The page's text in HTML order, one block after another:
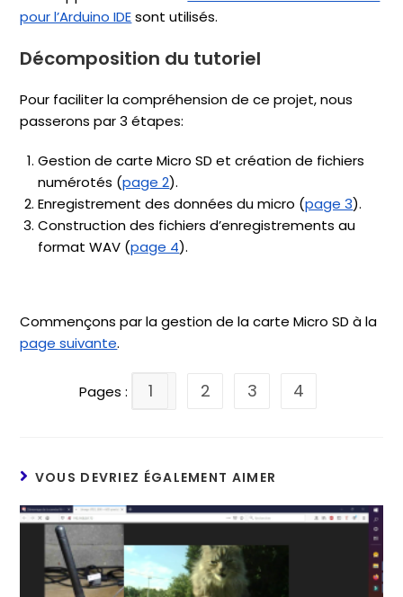
pour l’Arduino IDEsont utilisés.
Décomposition du tutoriel
Pour faciliter la compréhension de ce projet, nous
passerons par 3 étapes:
Gestion de carte Micro SD et création de fichiers
numérotés (page 2).
Enregistrement des données du micro (page 3).
Construction des fichiers d’enregistrements au
format WAV (page 4).
Commençons par la gestion de la carte Micro SD à la
page suivante.
Pages : 1 2 3 4
VOUS DEVRIEZ ÉGALEMENT AIMER